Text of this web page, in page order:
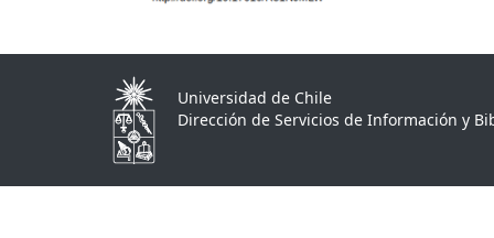
Universidad de Chile
Dirección de Servicios de Información y